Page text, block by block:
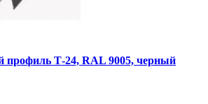
профиль Т-24, RAL 9005, черный